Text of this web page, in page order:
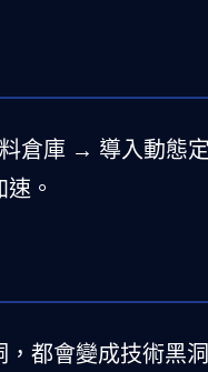
倉庫 → 導入動態
。
，都會變成技術